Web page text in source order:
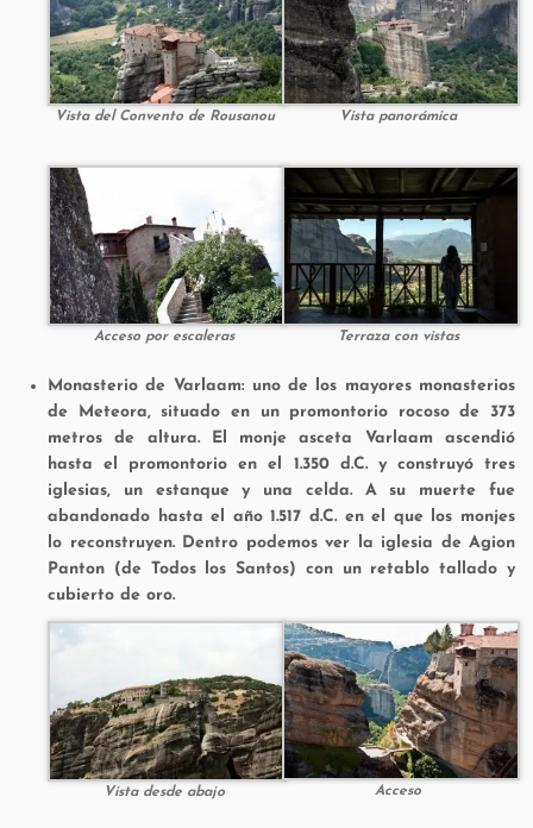
Vista del Convento de Rousanou Vista panorámica
Acceso por escaleras Terraza con vistas
Monasterio de Varlaam: uno de los mayores monasterios
de Meteora, situado en un promontorio rocoso de 373
metros de altura. El monje asceta Varlaam ascendió
hasta el promontorio en el 1.350 d.C. y construyó tres
iglesias, un estanque y una celda. A su muerte fue
abandonado hasta el año 1.517 d.C. en el que los monjes
lo reconstruyen. Dentro podemos ver la iglesia de Agion
Panton (de Todos los Santos) con un retablo tallado y
cubierto de oro.
Vista desde abajo Acceso